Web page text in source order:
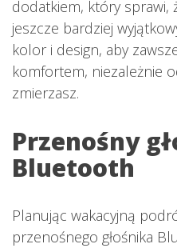
dodatkiem, który sprawi,
jeszcze bardziej
kolor i design, aby
komfortem, niezależnie
zmierzasz.
Przenośny
Bluetooth
Planując wakacyjną
przenośnego głośnika